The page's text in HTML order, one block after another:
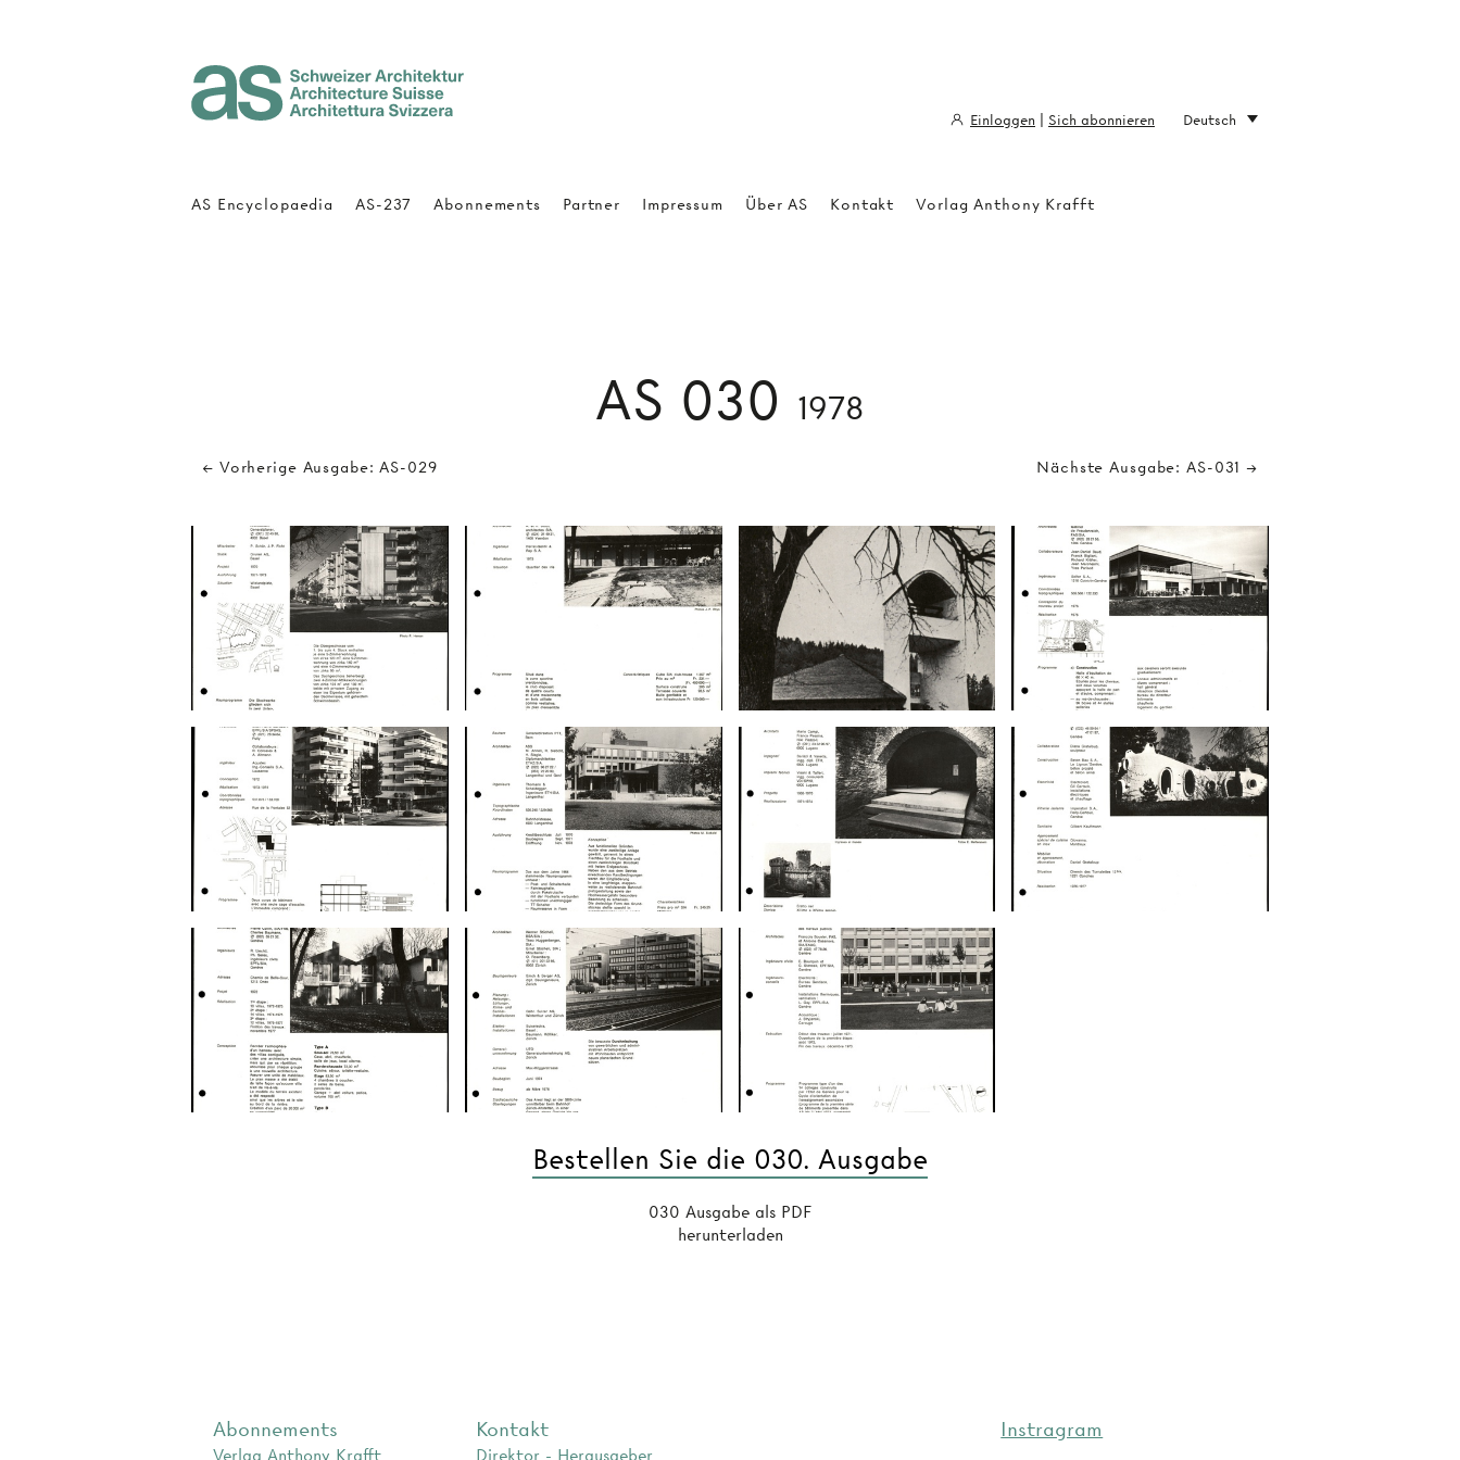
AS 030 1978
← Vorherige Ausgabe: AS-029 Nächste Ausgabe: AS-031 →
Bestellen Sie die 030. Ausgabe
030 Ausgabe als PDF
herunterladen
AS Encyclopaedia AS-237 Abonnements Partner Impressum Über AS Kontakt Vorlag Anthony Krafft
Einloggen Sich abonnieren Deutsch
Abonnements
Verlag Anthony Krafft
Kontakt
Direktor - Herausgeber
Instragram